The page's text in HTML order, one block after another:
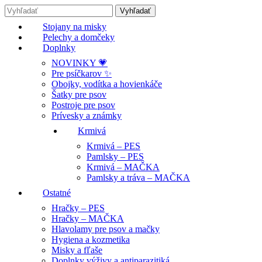
Stojany na misky
Pelechy a domčeky
Doplnky
NOVINKY 💗
Pre psíčkarov ✨
Obojky, vodítka a hovienkáče
Šatky pre psov
Postroje pre psov
Prívesky a známky
Krmivá
Krmivá – PES
Pamlsky – PES
Krmivá – MAČKA
Pamlsky a tráva – MAČKA
Ostatné
Hračky – PES
Hračky – MAČKA
Hlavolamy pre psov a mačky
Hygiena a kozmetika
Misky a fľaše